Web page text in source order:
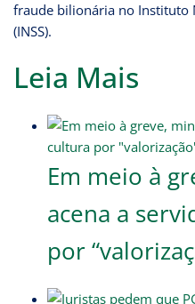
fraude bilionária no Instituto
(INSS).
Leia Mais
Em meio à
acena a
por